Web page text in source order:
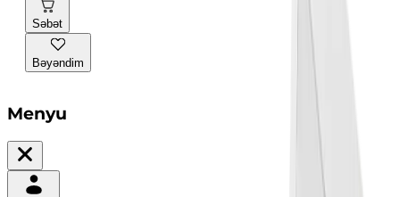
Səbət
Bəyəndim
Menyu